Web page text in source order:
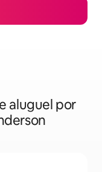
aluguel por